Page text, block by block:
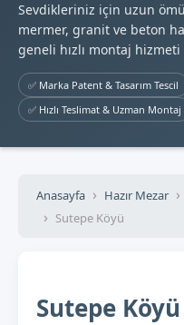
Sevdikleriniz için uzun
mermer, granit ve beton
geneli hızlı montaj hizmeti
✅ Marka Patent & Tasarım Tescil
✅ Hızlı Teslimat & Uzman Montaj
Anasayfa Hazır Mezar
Sutepe Köyü
Sutepe